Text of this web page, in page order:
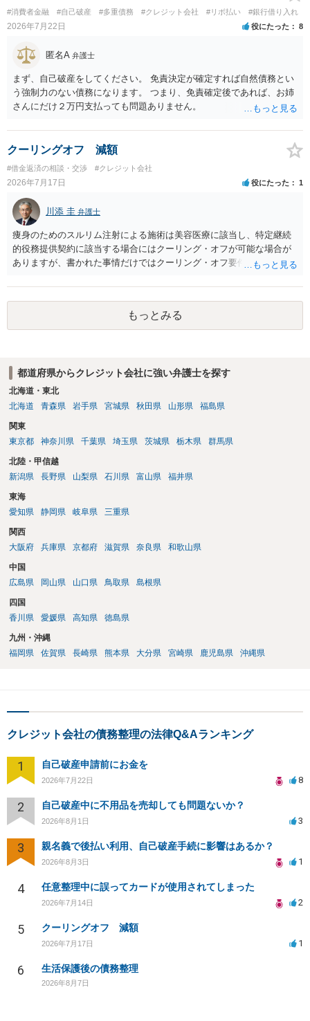
#消費者金融 #自己破産 #多重債務 #クレジット会社 #リボ払い #銀行借り入れ
2026年7月22日 役にたった 8
匿名A 弁護士
まず、自己破産をしてください。 免責決定が確定すれば自然債務とい
う強制力のない債務になります。 つまり、免責確定後であれば、お姉
さんにだけ２万円支払っても問題ありません。
クーリングオフ 減額
#借金返済の相談・交渉 #クレジット会社
2026年7月17日 役にたった 1
川添 圭 弁護士
痩身のためのスルリム注射による施術は美容医療に該当し、特定継続
的役務提供契約に該当する場合にはクーリング・オフが可能な場合が
ありますが、書かれた事情だけではクーリング・オフ要件を満たして
か）が不明です。仮に特定継続的役務提供契約に該当する場合には、
クーリング・オフができない場合でも中途解約は可能ですが、この点
も含めて、最寄りの消費生活センターで詳しい資料をもとに相談して
いただいた方がよいでしょう。
もっとみる
都道府県からクレジット会社に強い弁護士を探す
北海道・東北
北海道
青森県 岩手県 宮城県 秋田県 山形県 福島県
関東
東京都
神奈川県 千葉県 埼玉県 茨城県 栃木県 群馬県
北陸・甲信越
新潟県
長野県 山梨県 石川県 富山県 福井県
東海
愛知県
静岡県 岐阜県 三重県
関西
大阪府
兵庫県 京都府 滋賀県 奈良県 和歌山県
中国
広島県
岡山県 山口県 鳥取県 島根県
四国
香川県
愛媛県 高知県 徳島県
九州・沖縄
福岡県
佐賀県 長崎県 熊本県 大分県 宮崎県 鹿児島県 沖縄県
クレジット会社の債務整理の法律Q&Aランキング
1 自己破産申請前にお金を
2026年7月22日 8
2 自己破産中に不用品を売却しても問題ないか？
2026年8月1日 3
3 親名義で後払い利用、自己破産手続に影響はあるか？
2026年8月3日 1
4 任意整理中に誤ってカードが使用されてしまった
2026年7月14日 2
5 クーリングオフ 減額
2026年7月17日 1
6 生活保護後の債務整理
2026年8月7日